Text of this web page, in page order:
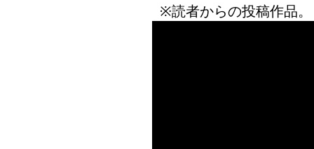
※読者からの投稿作品